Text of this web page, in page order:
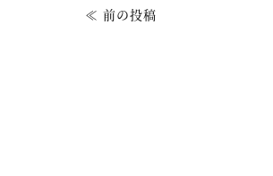
≪ 前の投稿